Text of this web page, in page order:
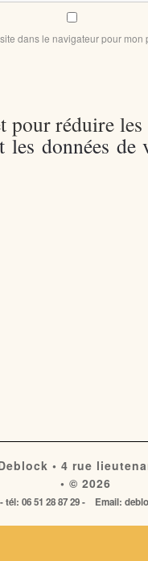
dans le navigateur pour
pour réduire
données de
• 4 rue
• © 2026
- tél: 06 51 28 87 29 - Email: